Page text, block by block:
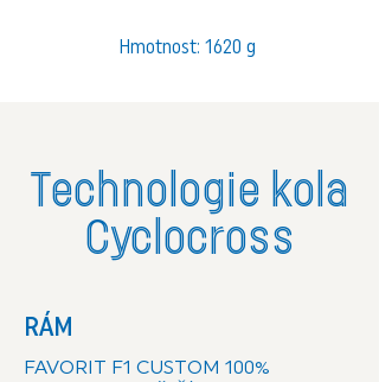
Hmotnost: 1620 g
Technologie kola
Cyclocross
RÁM
FAVORIT F1 CUSTOM 100%